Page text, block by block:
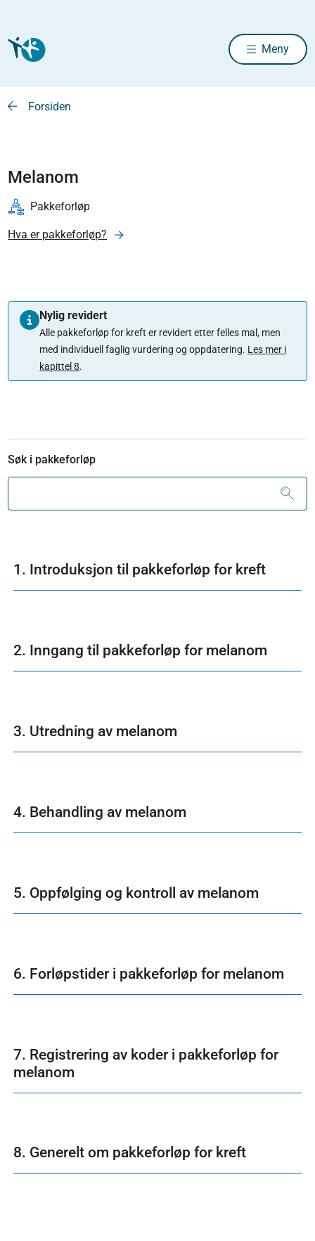
Meny
Forsiden
Melanom
Pakkeforløp
Hva er pakkeforløp?
Nylig revidert
Alle pakkeforløp for kreft er revidert etter felles mal, men
med individuell faglig vurdering og oppdatering. Les mer i
kapittel 8.
Søk i pakkeforløp
1. Introduksjon til pakkeforløp for kreft
2. Inngang til pakkeforløp for melanom
3. Utredning av melanom
4. Behandling av melanom
5. Oppfølging og kontroll av melanom
6. Forløpstider i pakkeforløp for melanom
7. Registrering av koder i pakkeforløp for
melanom
8. Generelt om pakkeforløp for kreft